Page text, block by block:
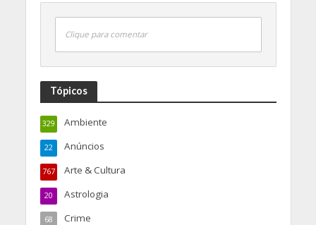
Clique para comentar
Tópicos
Ambiente
329
Anúncios
22
Arte & Cultura
767
Astrologia
20
Crime
68